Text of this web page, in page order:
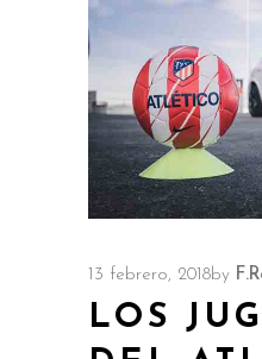
13 febrero, 2018by
LOS